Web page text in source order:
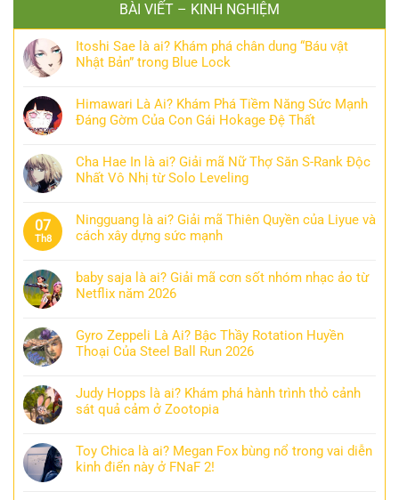
BÀI VIẾT – KINH NGHIỆM
Itoshi Sae là ai? Khám phá chân dung “Báu vật
Nhật Bản” trong Blue Lock
Himawari Là Ai? Khám Phá Tiềm Năng Sức Mạnh
Đáng Gờm Của Con Gái Hokage Đệ Thất
Cha Hae In là ai? Giải mã Nữ Thợ Săn S-Rank Độc
Nhất Vô Nhị từ Solo Leveling
07
Th8
Ningguang là ai? Giải mã Thiên Quyền của Liyue và
cách xây dựng sức mạnh
baby saja là ai? Giải mã cơn sốt nhóm nhạc ảo từ
Netflix năm 2026
Gyro Zeppeli Là Ai? Bậc Thầy Rotation Huyền
Thoại Của Steel Ball Run 2026
Judy Hopps là ai? Khám phá hành trình thỏ cảnh
sát quả cảm ở Zootopia
Toy Chica là ai? Megan Fox bùng nổ trong vai diễn
kinh điển này ở FNaF 2!